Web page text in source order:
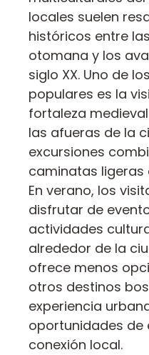
locales suelen
históricos entre
otomana y los
siglo XX. Uno de
populares es la
fortaleza
las afueras de la
excursiones
caminatas ligeras
En verano, los
disfrutar de
actividades
alrededor de la
ofrece menos
otros destinos
experiencia
oportunidades de
conexión local.